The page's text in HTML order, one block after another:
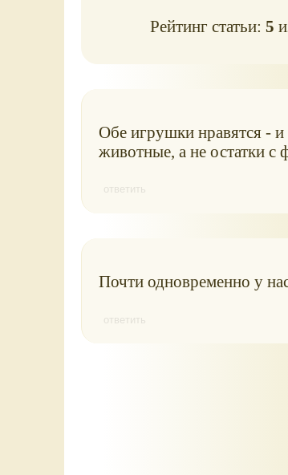
Рейтинг статьи:5
Обе игрушки нравятся -
животные, а не остатки
ответить
Почти одновременно у
ответить